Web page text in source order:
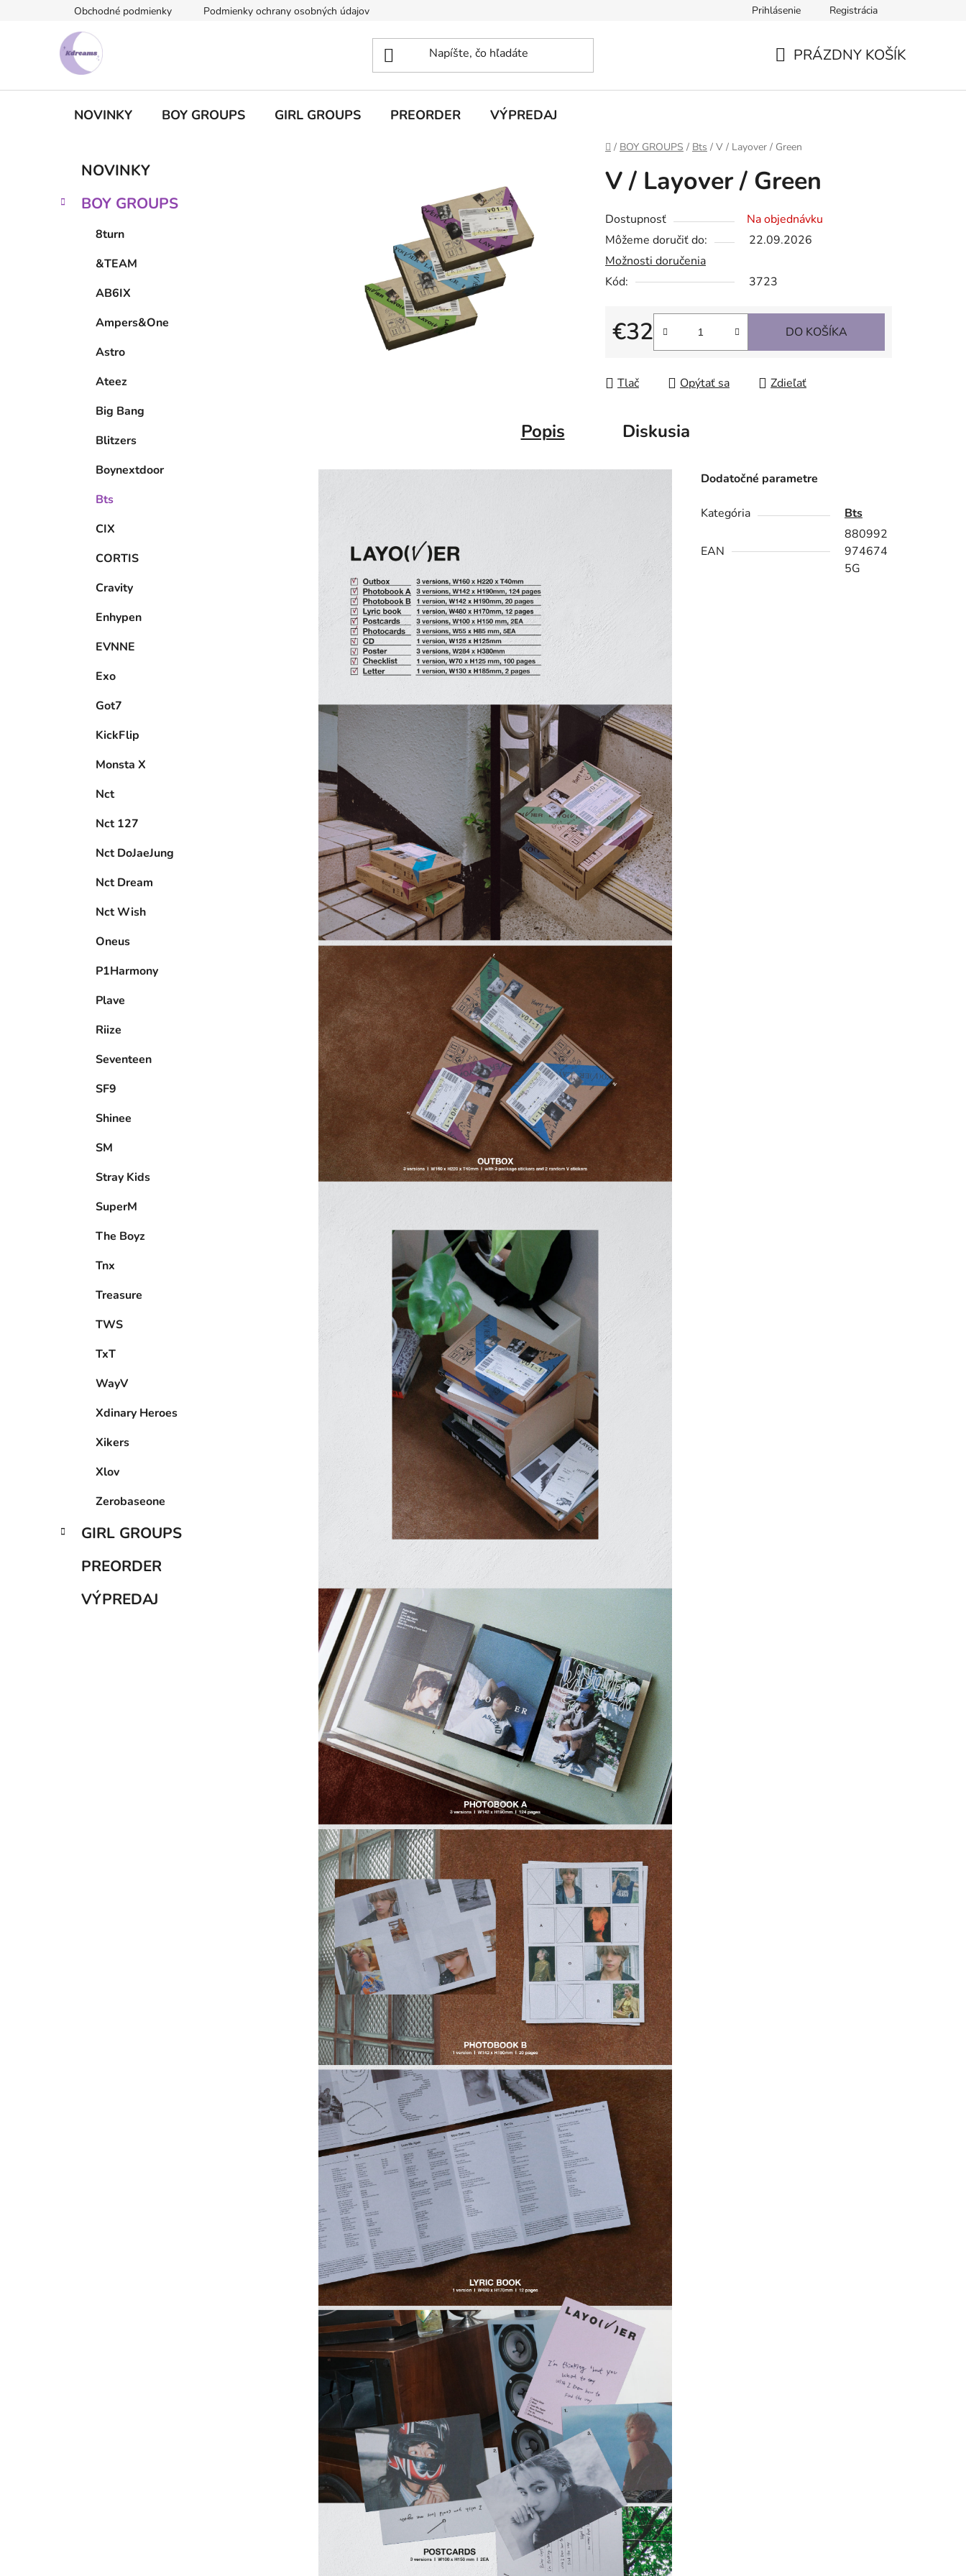
Obchodné podmienky Podmienky ochrany osobných údajov Prihlásenie Registrácia
PRÁZDNY KOŠÍK
NOVINKY BOY GROUPS GIRL GROUPS PREORDER VÝPREDAJ
Domov
/ BOY GROUPS / Bts / V / Layover / Green
č
Preskočiť
kategórie
e
NOVINKY
BOY GROUPS
8turn
&TEAM
AB6IX
Ampers&One
Astro
Ateez
Big Bang
Blitzers
Boynextdoor
Bts
CIX
CORTIS
Cravity
Enhypen
EVNNE
Exo
Got7
KickFlip
Monsta X
Nct
Nct 127
Nct DoJaeJung
Nct Dream
Nct Wish
Oneus
P1Harmony
Plave
Riize
Seventeen
SF9
Shinee
SM
Stray Kids
SuperM
The Boyz
Tnx
Treasure
TWS
TxT
WayV
Xdinary Heroes
Xikers
Xlov
Zerobaseone
GIRL GROUPS
PREORDER
VÝPREDAJ
V / Layover / Green
Dostupnosť
Na objednávku
Môžeme doručiť do:
22.09.2026
Možnosti doručenia
Kód:
3723
€32
Jednotková cena:
DO KOŠÍKA
Tlač Opýtať sa Zdieľať
Popis Diskusia
Dodatočné parametre
Kategória Bts
EAN
880992
974674
5G